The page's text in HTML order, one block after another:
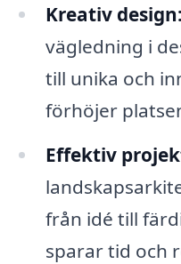
Kreativ design:
vägledning i
till unika och
förhöjer
Effektiv
från idé till
sparar tid och